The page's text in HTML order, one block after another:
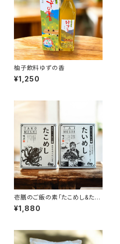
柚子飲料ゆずの香
¥1,250
壱膳のご飯の素「たこめし&たい
めし」
¥1,880